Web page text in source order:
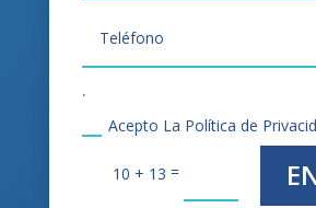
.
Acepto La Política de
10 + 13 =